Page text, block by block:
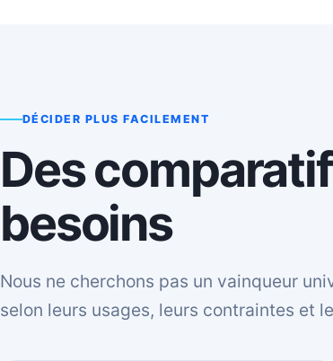
DÉCIDER PLUS FACILEMENT
Des
besoins
Nous ne cherchons pas un vainqueur
selon leurs usages, leurs contraintes et